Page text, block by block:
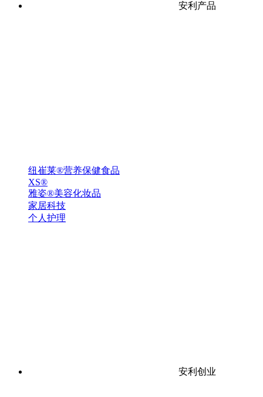
安利产品
纽崔莱®营养保健食品
XS®
雅姿®美容化妆品
家居科技
个人护理
安利创业